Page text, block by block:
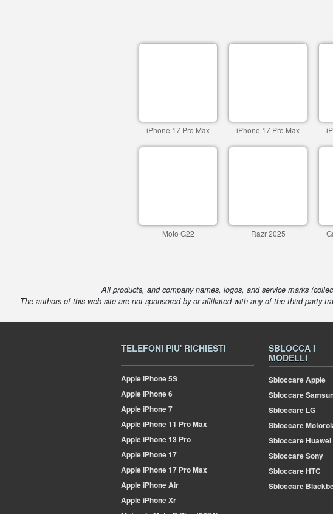
iPhone 17 Pro Max iPhone 17 Pro Max
Moto G22 Razr 2025
All products, and company names, logos, and service marks
The authors of this web site are not sponsored by or affiliated with any of the third-party
TELEFONI PIU' RICHIESTI
AppleiPhone 5S
AppleiPhone 6
AppleiPhone 7
AppleiPhone 11 Pro Max
AppleiPhone 13 Pro
AppleiPhone 17
AppleiPhone 17 Pro Max
AppleiPhone Air
AppleiPhone Xr
SBLOCCA I
MODELLI
Sbloccare Apple
Sbloccare
Sbloccare LG
Sbloccare
Sbloccare Huawei
Sbloccare Sony
Sbloccare HTC
Sbloccare